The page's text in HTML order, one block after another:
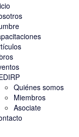
Quiénes somos
Miembros
Asociate